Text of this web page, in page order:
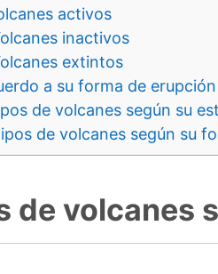
activos
inactivos
extintos
a su forma de erupción
de volcanes según su
de volcanes según su
de volcanes